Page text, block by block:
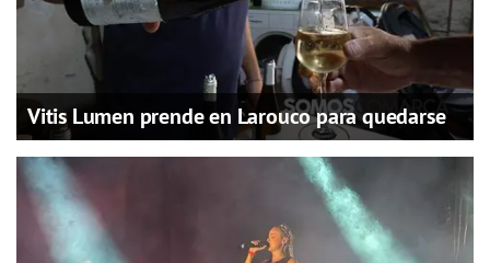
Vitis Lumen prende en Larouco para quedarse